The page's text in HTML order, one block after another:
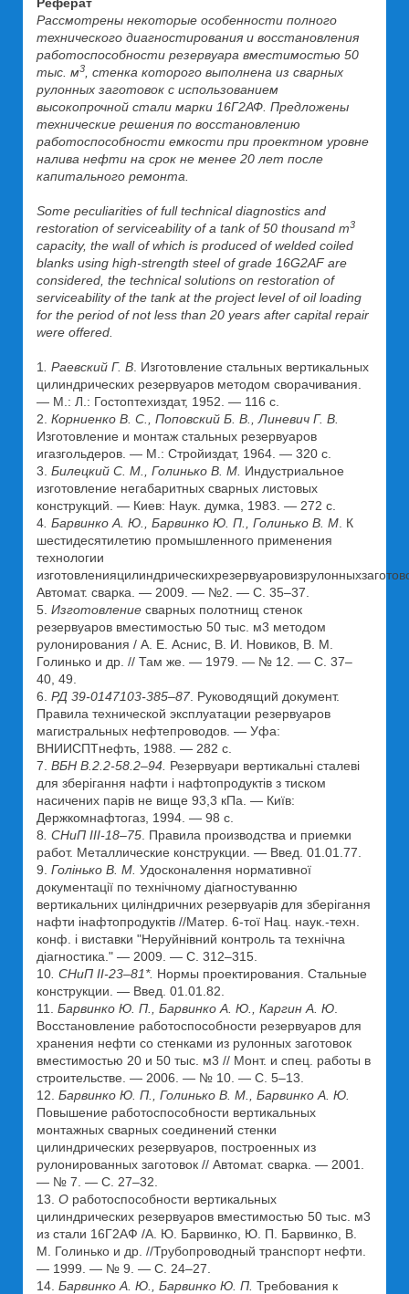
Рассмотрены некоторые особенности полного
технического диагностирования и восстановления
работоспособности резервуара вместимостью 50
тыс. м3
, стенка которого выполнена из сварных
рулонных заготовок с использованием
высокопрочной стали марки 16Г2АФ. Предложены
технические решения по восстановлению
работоспособности емкости при проектном уровне
налива нефти на срок не менее 20 лет после
капитального ремонта.
Some peculiarities of full technical diagnostics and
restoration of serviceability of a tank of 50 thousand m3
capacity, the wall of which is produced of welded coiled
blanks using high-strength steel of grade 16G2AF are
considered, the technical solutions on restoration of
serviceability of the tank at the project level of oil loading
for the period of not less than 20 years after capital repair
were offered.
1 . Раевский Г. В . Изготовление стальных вертикальных
цилиндрических резервуаров методом сворачивания.
— М.: Л.: Гостоптехиздат, 1952. — 116 с.
2. Корниенко В. С., Поповский Б. В., Линевич Г. В.
Изготовление и монтаж стальных резервуаров
игазгольдеров. — М.: Стройиздат, 1964. — 320 с.
3. Билецкий С. М., Голинько В. М. Индустриальное
изготовление негабаритных сварных листовых
конструкций. — Киев: Наук. думка, 1983. — 272 с.
4 . Барвинко А. Ю., Барвинко Ю. П., Голинько В. М . К
шестидесятилетию промышленного применения
технологии
Автомат. сварка. — 2009. — №2. — С. 35–37.
5. Изготовление сварных полотнищ стенок
резервуаров вместимостью 50 тыс. м3 методом
рулонирования / А. Е. Аснис, В. И. Новиков, В. М.
Голинько и др. // Там же. — 1979. — № 12. — С. 37–
40, 49.
6. РД 39-0147103-385–87 . Руководящий документ.
Правила технической эксплуатации резервуаров
магистральных нефтепроводов. — Уфа:
ВНИИСПТнефть, 1988. — 282 с.
7. ВБН В.2.2-58.2–94. Резервуари вертикальні сталеві
для зберігання нафти і нафтопродуктів з тиском
насичених парів не вище 93,3 кПа. — Київ:
Держкомнафтогаз, 1994. — 98 с.
8 . СНиП III-18–75 . Правила производства и приемки
работ. Металлические конструкции. — Введ. 01.01.77.
9. Голінько В. М. Удосконалення нормативної
документації по технічному діагностуванню
вертикальних циліндричних резервуарів для зберігання
нафти інафтопродуктів //Матер. 6-тої Нац. наук.-техн.
конф. і виставки "Неруйнівний контроль та технічна
діагностика." — 2009. — С. 312–315.
10 . СНиП II-23–81*. Нормы проектирования. Стальные
конструкции. — Введ. 01.01.82.
11. Барвинко Ю. П., Барвинко А. Ю., Каргин А. Ю
Восстановление работоспособности резервуаров для
хранения нефти со стенками из рулонных заготовок
вместимостью 20 и 50 тыс. м3 // Монт. и спец. работы в
строительстве. — 2006. — № 10. — С. 5–13.
12. Барвинко Ю. П., Голинько В. М., Барвинко А. Ю.
Повышение работоспособности вертикальных
монтажных сварных соединений стенки
цилиндрических резервуаров, построенных из
рулонированных заготовок // Автомат. сварка. — 2001.
— № 7. — С. 27–32.
13. О работоспособности вертикальных
цилиндрических резервуаров вместимостью 50 тыс. м3
из стали 16Г2АФ /А. Ю. Барвинко, Ю. П. Барвинко, В.
М. Голинько и др. //Трубопроводный транспорт нефти.
— 1999. — № 9. — С. 24–27.
14. Барвинко А. Ю., Барвинко Ю. П. Требования к